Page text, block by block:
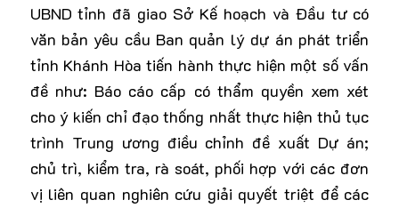
UBND tỉnh đã giao Sở Kế hoạch và Đầu tư có
văn bản yêu cầu Ban quản lý dự án phát triển
tỉnh Khánh Hòa tiến hành thực hiện một số vấn
đề như: Báo cáo cấp có thẩm quyền xem xét
cho ý kiến chỉ đạo thống nhất thực hiện thủ tục
trình Trung ương điều chỉnh đề xuất Dự án;
chủ trì, kiểm tra, rà soát, phối hợp với các đơn
vị liên quan nghiên cứu giải quyết triệt để các